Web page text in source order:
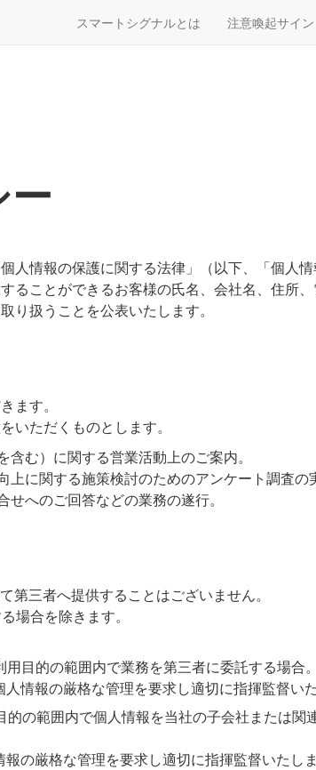
スマートシグナルとは 注意喚起サイン
人情報の保護に関する法律」（以下、「個人
ることができるお客様の氏名、会社名、住所
り扱うことを公表いたします。
ます。
いただくものとします。
む）に関する営業活動上のご案内。
に関する施策検討のためのアンケート調査の
へのご回答などの業務の遂行。
三者へ提供することはございません。
場合を除きます。
目的の範囲内で業務を第三者に委託する場合。
情報の厳格な管理を要求し適切に指揮監督い
の範囲内で個人情報を当社の子会社または
の厳格な管理を要求し適切に指揮監督いたし